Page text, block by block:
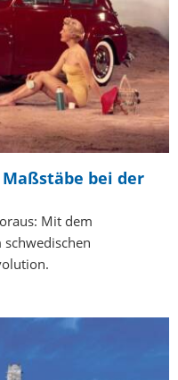
Maßstäbe bei der
Mit dem
schwedischen